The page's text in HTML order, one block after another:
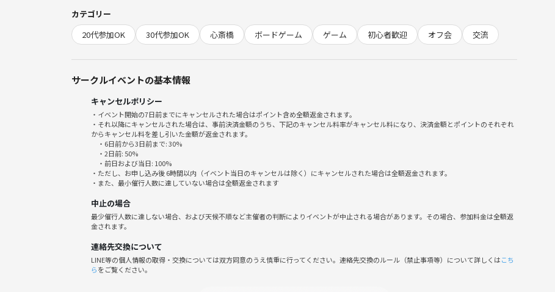
※受付は15分前スタート
・終了 17時半（18時迄に完全退場）
当日終わったらみなさんでご飯行きませんかーと誘う場合もありますが、気軽に自由にご参加ください！
◼️会費（つなげーと＋現地現金かpaypay）
・ドリンク持ち込みプラン。注文なし予定
⇨2000円
（つなげーと500円＋現地1500円）
・バーお好きな飲み物3杯付き（持ち込みも可）
⇨3000円
（つなげーと1500円＋現地1500円）
初回：現地500円OFF
（たたらの開催イベ初参加の方は、現地でお支払いの際、初参加ですとお伝えください。）
◼️料金の備考
※注意…サークルの最初の申し込みには500円運営手数料が加算されるようです。
カテゴリー
20代参加OK
30代参加OK 心斎橋 ボードゲーム ゲーム 初心者歓迎 オフ会 交流
サークルイベントの基本情報
キャンセルポリシー
・イベント開始の7日前までにキャンセルされた場合はポイント含め全額返金されます。
・それ以降にキャンセルされた場合は、事前決済金額のうち、下記のキャンセル料率がキャンセル料になり、決済金額とポイントのそれぞれ
からキャンセル料を差し引いた金額が返金されます。
・6日前から3日前まで: 30%
・2日前: 50%
・前日および当日: 100%
・ただし、お申し込み後 6時間以内（イベント当日のキャンセルは除く）にキャンセルされた場合は全額返金されます。
・また、最小催行人数に達していない場合は全額返金されます
中止の場合
最少催行人数に達しない場合、および天候不順など主催者の判断によりイベントが中止される場合があります。その場合、参加料金は全額返
金されます。
連絡先交換について
LINE等の個人情報の取得・交換については双方同意のうえ慎重に行ってください。連絡先交換のルール（禁止事項等）について詳しくはこち
らをご覧ください。